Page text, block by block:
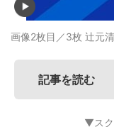
画像2枚目／3枚 辻元
記事を読む
▼ス